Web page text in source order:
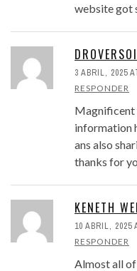
website got
3 ABRIL, 2025
RESPONDER
Magnificent
information
ans also
thanks for
KENETH
10 ABRIL, 2025
RESPONDER
Almost all